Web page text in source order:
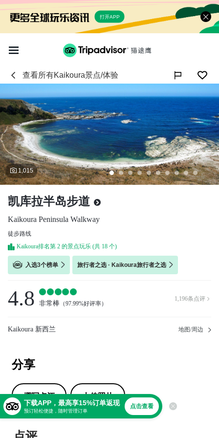
打开APP
查看所有Kaikoura景点/体验
1,015
凯库拉半岛步道
Kaikoura Peninsula Walkway
徒步路线
Kaikoura排名第 2 的景点玩乐 (共 18 个)
入选3个榜单 旅行者之选 · Kaikoura旅行者之选
4.8 非常棒 （97.99%好评率）
1,196条点评 
Kaikoura 新西兰 地图/周边
分享
撰写点评 上传照片
下载APP，最高享15%订单返现
预订轻松便捷，随时管理订单
点击查看